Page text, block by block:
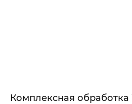
Комплексная